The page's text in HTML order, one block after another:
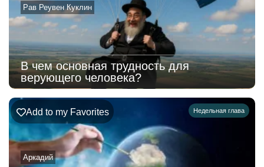
Рав Реувен Куклин
В чем основная трудность для
верующего человека?
Недельная глава
Аркадий
Add to my Favorites